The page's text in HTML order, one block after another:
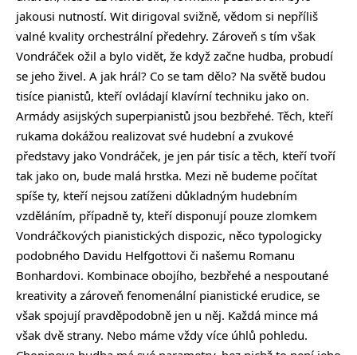
jakousi nutností. Wit dirigoval svižně, vědom si nepříliš
valné kvality orchestrální předehry. Zároveň s tím však
Vondráček ožil a bylo vidět, že když začne hudba, probudí
se jeho živel. A jak hrál? Co se tam dělo? Na světě budou
tisíce pianistů, kteří ovládají klavírní techniku jako on.
Armády asijských superpianistů jsou bezbřehé. Těch, kteří
rukama dokážou realizovat své hudební a zvukové
představy jako Vondráček, je jen pár tisíc a těch, kteří tvoří
tak jako on, bude malá hrstka. Mezi ně budeme počítat
spíše ty, kteří nejsou zatíženi důkladným hudebním
vzděláním, případně ty, kteří disponují pouze zlomkem
Vondráčkových pianistických dispozic, něco typologicky
podobného Davidu Helfgottovi či našemu Romanu
Bonhardovi. Kombinace obojího, bezbřehé a nespoutané
kreativity a zároveň fenomenální pianistické erudice, se
však spojují pravděpodobně jen u něj. Každá mince má
však dvě strany. Nebo máme vždy více úhlů pohledu.